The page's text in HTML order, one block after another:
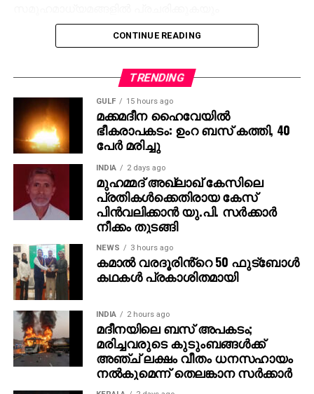
ചെയ്തതുമാണ്. എന്നാല്‍ ലോഞ്ചിങ്
തീയതിയെക്കുറിച്ച് ഗൂഗിള്‍ ഇതുവരെ പ്രതികരിച്ചിട്ടില്ല.
ജെമിനി 2.5 ഫ്‌ലാഷ് മോഡലിന്റെ തുടര്‍ച്ചയായ നാനോ
ബനാന 2 ചിത്രങ്ങളുടെ കൃത്യത, റെന്‍ഡറിങ്
ഗുണനിലവാരം, ഇന്‍ഫോഗ്രാഫിക്സ്, ചാര്‍ട്ടുകള്‍,
നിര്‍ദ്ദേശങ്ങള്‍ പിന്തുടരല്‍ തുടങ്ങിയ മേഖലകളില്‍
വലിയ പരിഷ്‌കാരങ്ങളോടെയാണ് വരുന്നതെന്നാണ്
റിപ്പോര്‍ട്ടുകള്‍. ഉയര്‍ന്ന റെസല്യൂഷന്‍
ഡൗണ്‍ലോഡുകളും ഒന്നിലധികം
വീക്ഷണാനുപാതങ്ങളും (9:16, 16:9 എന്നിവ)
പിന്തുണയ്ക്കുന്ന പുതിയ പതിപ്പ് സോഷ്യല്‍ മീഡിയ
പോസ്റ്റുകള്‍ക്കും പ്രൊഫഷണല്‍ അവതരണങ്ങള്‍ക്കും
കൂടുതല്‍ അനുയോജ്യമാകും.
പുതിയ മോഡലില്‍ ചിത്ര നിര്‍മ്മാണം പല
ഘട്ടങ്ങളിലായാണ് നടക്കുകപ്ലാന്‍ ചെയ്യല്‍,
വിലയിരുത്തല്‍, സ്വയം അവലോകനം എന്നിവയിലൂടെ
അന്തിമ ചിത്രം കൂടുതല്‍ യാഥാര്‍ഥ്യത്തോടും
കൃത്യതയോടും കൂടി ലഭ്യമാക്കും. നാനോ ബനാന 2
ജെമിനി 3 പ്രോ ഇമേജ് മോഡലിലാണ്
പ്രവര്‍ത്തിക്കുന്നത്.
CONTINUE READING
TRENDING
GULF 15 hours ago
മക്കമദീന ഹൈവേയില്‍
ഭീകരാപകടം: ഉംറ ബസ് കത്തി, 40
പേര്‍ മരിച്ചു
INDIA 2 days ago
മുഹമ്മദ് അഖ്‌ലാഖ് കേസിലെ
പ്രതികള്‍ക്കെതിരായ കേസ്
പിന്‍വലിക്കാന്‍ യു.പി. സര്‍ക്കാര്‍
നീക്കം തുടങ്ങി
NEWS 3 hours ago
കമാൽ വരദൂരിൻ്റെ 50 ഫുട്ബോൾ
കഥകൾ പ്രകാശിതമായി
INDIA 2 hours ago
മദീനയിലെ ബസ് അപകടം;
മരിച്ചവരുടെ കുടുംബങ്ങള്‍ക്ക്
അഞ്ച് ലക്ഷം വീതം ധനസഹായം
നല്‍കുമെന്ന് തെലങ്കാന സര്‍ക്കാര്‍